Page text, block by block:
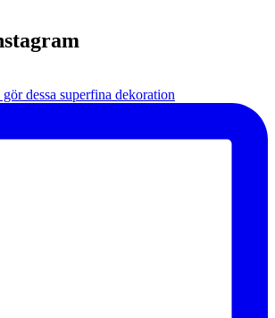
dessa superfina dekoration